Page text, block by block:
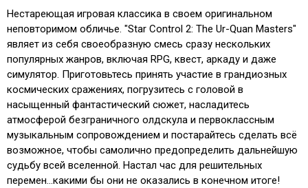
Нестареющая игровая классика в своем оригинальном
неповторимом обличье. "Star Control 2: The Ur-Quan Masters"
являет из себя своеобразную смесь сразу нескольких
популярных жанров, включая RPG, квест, аркаду и даже
симулятор. Приготовьтесь принять участие в грандиозных
космических сражениях, погрузитесь с головой в
насыщенный фантастический сюжет, насладитесь
атмосферой безграничного олдскула и первоклассным
музыкальным сопровождением и постарайтесь сделать всё
возможное, чтобы самолично предопределить дальнейшую
судьбу всей вселенной. Настал час для решительных
перемен...какими бы они не оказались в конечном итоге!